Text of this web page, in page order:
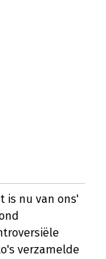
is nu van ons'
verzamelde